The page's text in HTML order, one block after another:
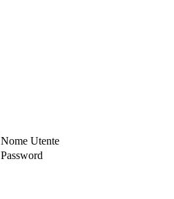
Nome Utente
Password